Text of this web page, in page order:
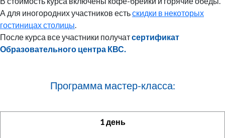
А для иногородних участников естьскидки в некоторых
гостиницах столицы.
После курса все участники получатсертификат
Образовательного центра КВС.
Программа мастер-класса:
1 день